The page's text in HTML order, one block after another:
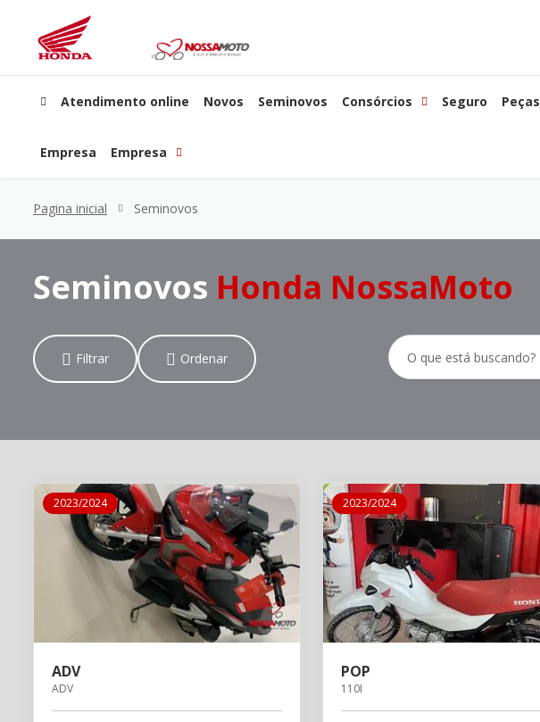
Atendimento online Novos Seminovos Consórcios Seguro Peças
Empresa Empresa
Pagina inicial Seminovos
Seminovos Honda NossaMoto
Filtrar Ordenar
2023/2024
ADV
ADV
2023/2024
POP
110I